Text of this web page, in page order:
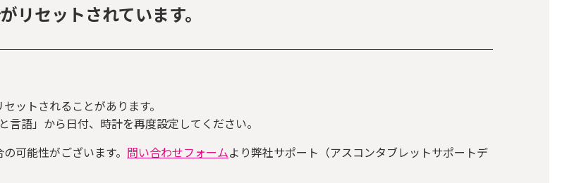
リセットされています。
ットされることがあります。
語」から日付、時計を再度設定してください。
可能性がございます。 問い合わせフォームより弊社サポート（アスコンタブレットサポートデ